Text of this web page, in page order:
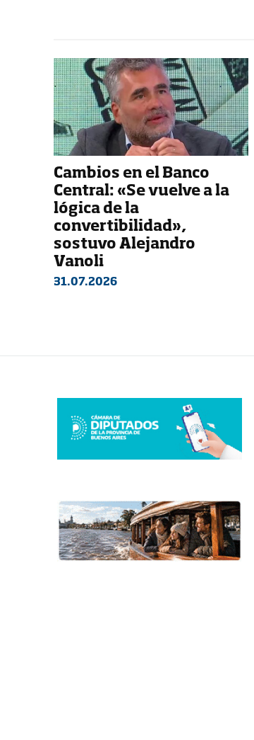
Cambios en el Banco
Central: «Se vuelve a la
lógica de la
convertibilidad»,
sostuvo Alejandro
Vanoli
31.07.2026